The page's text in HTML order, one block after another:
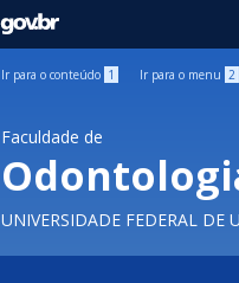
GOVBR
Ir para o conteúdo 1 Ir para o menu 2
Faculdade de
UNIVERSIDADE FEDERAL DE